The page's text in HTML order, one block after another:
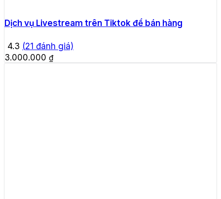
Dịch vụ Livestream trên Tiktok để bán hàng
4.3 (21 đánh giá)
3.000.000 ₫